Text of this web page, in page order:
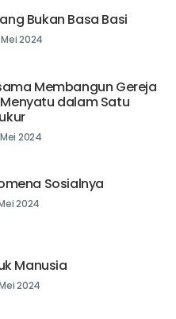
Bukan Basa Basi
2024
Membangun Gereja
dalam Satu
2024
Sosialnya
2024
Manusia
2024